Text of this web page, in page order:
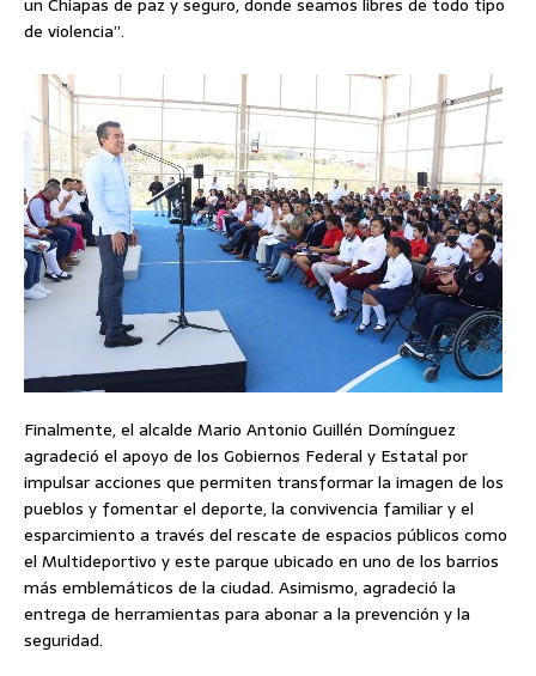
de violencia”.
Finalmente, el alcalde Mario Antonio Guillén Domínguez
agradeció el apoyo de los Gobiernos Federal y Estatal por
impulsar acciones que permiten transformar la imagen de los
pueblos y fomentar el deporte, la convivencia familiar y el
esparcimiento a través del rescate de espacios públicos como
el Multideportivo y este parque ubicado en uno de los barrios
más emblemáticos de la ciudad. Asimismo, agradeció la
entrega de herramientas para abonar a la prevención y la
seguridad.